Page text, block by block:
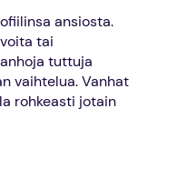
ansiosta.
tai
tuttuja
vaihtelua. Vanhat
rohkeasti jotain